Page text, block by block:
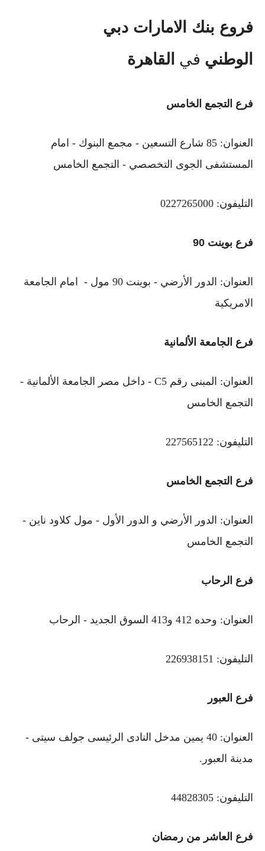
فروع بنك الامارات دبي
الوطني في القاهرة
فرع التجمع الخامس
العنوان: 85 شارع التسعين - مجمع البنوك - امام
المستشفى الجوى التخصصي - التجمع الخامس
التليفون: 0227265000
فرع بوينت 90
العنوان: الدور الأرضي - بوينت 90 مول - امام الجامعة
الامريكية
فرع الجامعة الألمانية
العنوان: المبنى رقم C5 - داخل مصر الجامعة الألمانية -
التجمع الخامس
التليفون: 227565122
فرع التجمع الخامس
العنوان: الدور الأرضي و الدور الأول - مول كلاود ناين -
التجمع الخامس
فرع الرحاب
العنوان: وحده 412 و413 السوق الجديد - الرحاب
التليفون: 226938151
فرع العبور
العنوان: 40 يمين مدخل النادى الرئيسى جولف سيتى -
مدينة العبور.
التليفون: 44828305
فرع العاشر من رمضان